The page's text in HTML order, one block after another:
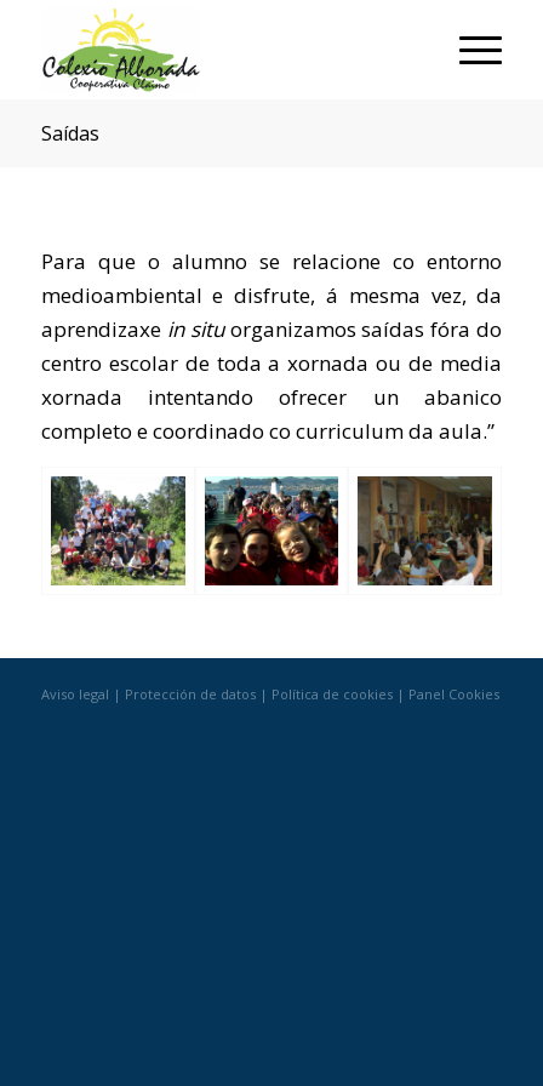
Saídas
Para que o alumno se relacione co entorno
medioambiental e disfrute, á mesma vez, da
aprendizaxe in situorganizamos saídas fóra do
centro escolar de toda a xornada ou de media
xornada intentando ofrecer un abanico
completo e coordinado co curriculum da aula.”
Aviso legal | Protección de datos| Política de cookies| Panel Cookies